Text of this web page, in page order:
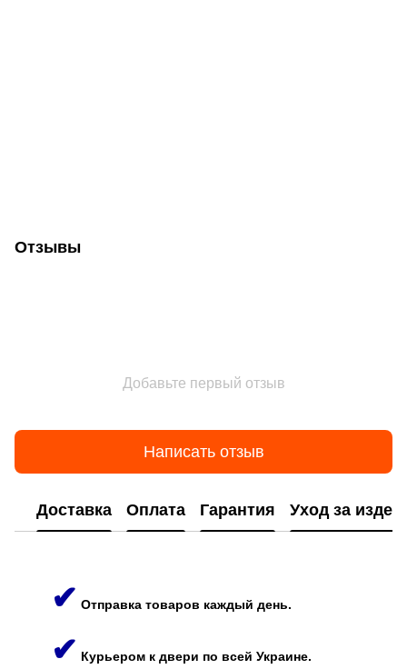
Отзывы
Добавьте первый отзыв
Написать отзыв
Доставка Оплата Гарантия Уход за
✔ Отправка товаров каждый день.
✔ Курьером к двери по всей Украине.